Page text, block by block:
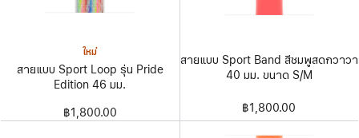
ใหม่
สายแบบ Sport Loop รุ่น Pride
Edition 46 มม.
฿1,800.00
สายแบบ Sport Band สีชมพูสดกวาวา
40 มม. ขนาด S/M
฿1,800.00